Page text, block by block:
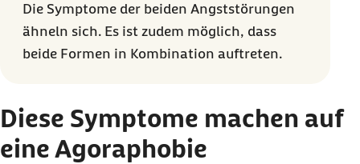
Die Symptome der beiden Angststörungen
ähneln sich. Es ist zudem möglich, dass
beide Formen in Kombination auftreten.
Diese Symptome machen auf
eine Agoraphobie